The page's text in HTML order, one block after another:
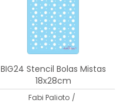
BIG24 Stencil Bolas Mistas
18x28cm
Fabi Palioto /